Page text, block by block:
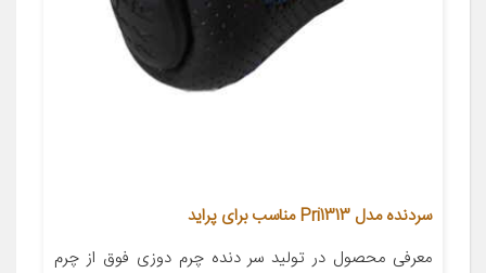
سردنده مدل Pri1313 مناسب برای پراید
معرفی محصول در تولید سر دنده چرم دوزی فوق از چرم